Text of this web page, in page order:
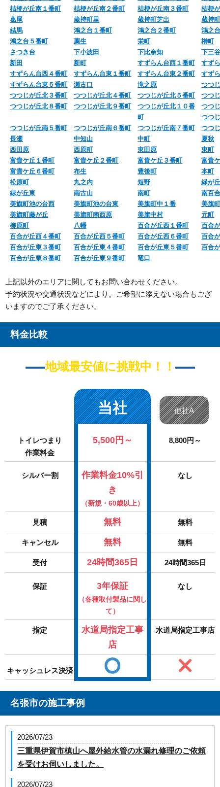
桔梗が丘南１番町
桔梗が丘南２番町 桔梗が丘南３番町
桔梗
葛尾
蔵持町里 蔵持町芝出
蔵持
結馬
鴻之台１番町 鴻之台２番町
鴻之
鴻之台５番町
薦生 栄町
榊町
さつき台
下小波田 下比奈知
下三
新田
新町 すずらん台西１番町
すず
すずらん台西４番町
すずらん台東１番町 すずらん台東２番町
すず
すずらん台東５番町
瀬古口 滝之原
つつ
つつじが丘北３番町
つつじが丘北４番町 つつじが丘北５番町
つつ
つつじが丘北８番町
つつじが丘北９番町
つつじが丘北１０番
町
つつ
つつ
つつじが丘南５番町
つつじが丘南６番町 つつじが丘南７番町
つつ
長瀬
中知山 中町
夏秋
西田原
西原町 東田原
東町
富貴ケ丘１番町
富貴ケ丘２番町 富貴ケ丘３番町
富貴
富貴ケ丘６番町
布生 豊後町
本町
松原町
丸之内 短野
緑が
緑が丘東
南古山 南町
南百
美旗町池の台西
美旗町池の台東 美旗町中１番
美旗
美旗町藤が丘
美旗町南西原 美旗中村
元町
柳原町
八幡 百合が丘西１番町
百合
百合が丘西４番町
百合が丘西５番町 百合が丘西６番町
百合
百合が丘東３番町
百合が丘東４番町 百合が丘東５番町
百合
百合が丘東８番町
百合が丘東９番町 竜口
上記以外のエリアに関してもお問い合わせください。
予約状況や交通状況などにより。ご希望に添えない場合もござ
いますのでご了承ください。
料金比較
地域最安値に挑戦中！！
当社 他社A
トイレつまり
作業料金
5,500円～ 8,800円～
シルバー割
作業料金10%引
き
（新規・60歳以上）
なし
見積 無料 無料
キャンセル 無料 無料
受付 24時間365日 24時間365日
保証 3年保証
（各種取付製品に関し
て）
なし
指定
水道局指定工事
店
水道局指定工事店
キャッシュレス決済
名張市の施工事例
2026/07/23
三重県伊賀市槙山へ屋外給水管の水漏れ修理のご依頼
を受けお伺いしました。
2026/07/23